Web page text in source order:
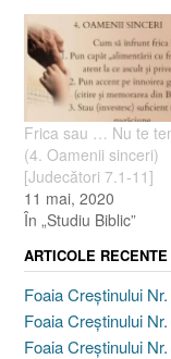
Frica sau … Nu te
(4. Oamenii sinceri)
[Judecători 7.1-11]
11 mai, 2020
În „Studiu Biblic”
ARTICOLE RECENTE
Foaia Creștinului
Foaia Creștinului
Foaia Creștinului